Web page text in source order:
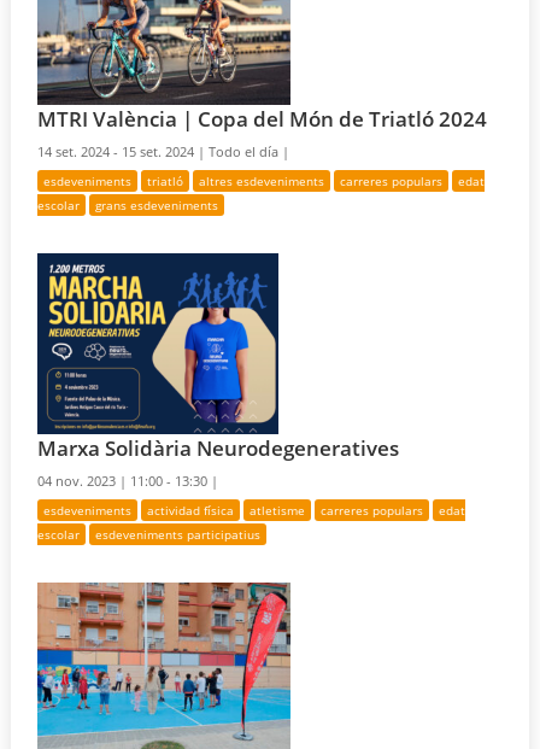
MTRI València | Copa del Món de Triatló 2024
14 set. 2024 - 15 set. 2024 |Todo el día |
esdeveniments triatló altres esdeveniments carreres populars
edat
escolar
grans esdeveniments
Marxa Solidària Neurodegeneratives
04 nov. 2023 | 11:00 - 13:30 |
esdeveniments actividad física atletisme carreres populars
edat
escolar
esdeveniments participatius